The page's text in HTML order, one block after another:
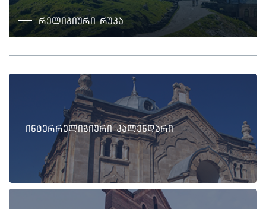
რელიგიური რუკა
ინტერრელიგიური კალენდარი